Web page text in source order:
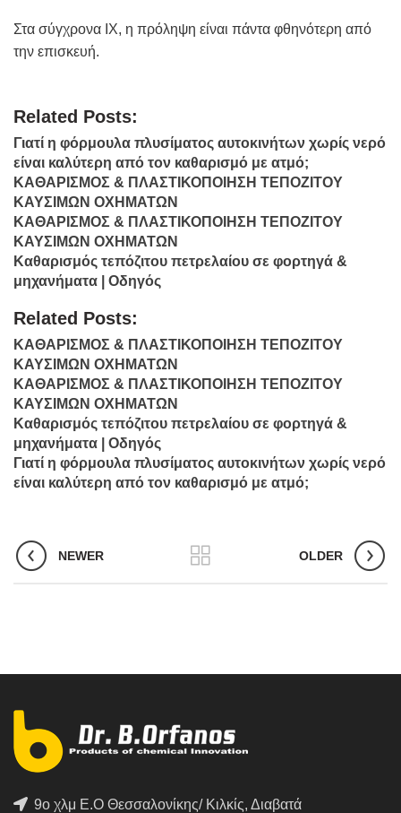
Στα σύγχρονα ΙΧ, η πρόληψη είναι πάντα φθηνότερη από
την επισκευή.
Related Posts:
Γιατί η φόρμουλα πλυσίματος αυτοκινήτων χωρίς νερό
είναι καλύτερη από τον καθαρισμό με ατμό;
ΚΑΘΑΡΙΣΜΟΣ & ΠΛΑΣΤΙΚΟΠΟΙΗΣΗ ΤΕΠΟΖΙΤΟΥ
ΚΑΥΣΙΜΩΝ ΟΧΗΜΑΤΩΝ
ΚΑΘΑΡΙΣΜΟΣ & ΠΛΑΣΤΙΚΟΠΟΙΗΣΗ ΤΕΠΟΖΙΤΟΥ
ΚΑΥΣΙΜΩΝ ΟΧΗΜΑΤΩΝ
Καθαρισμός τεπόζιτου πετρελαίου σε φορτηγά &
μηχανήματα | Οδηγός
Related Posts:
ΚΑΘΑΡΙΣΜΟΣ & ΠΛΑΣΤΙΚΟΠΟΙΗΣΗ ΤΕΠΟΖΙΤΟΥ
ΚΑΥΣΙΜΩΝ ΟΧΗΜΑΤΩΝ
ΚΑΘΑΡΙΣΜΟΣ & ΠΛΑΣΤΙΚΟΠΟΙΗΣΗ ΤΕΠΟΖΙΤΟΥ
ΚΑΥΣΙΜΩΝ ΟΧΗΜΑΤΩΝ
Καθαρισμός τεπόζιτου πετρελαίου σε φορτηγά &
μηχανήματα | Οδηγός
Γιατί η φόρμουλα πλυσίματος αυτοκινήτων χωρίς νερό
είναι καλύτερη από τον καθαρισμό με ατμό;
NEWER OLDER
9ο χλμ Ε.Ο Θεσσαλονίκης/ Κιλκίς, Διαβατά